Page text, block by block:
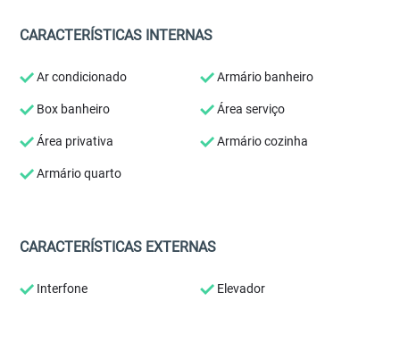
CARACTERÍSTICAS INTERNAS
Ar condicionado Armário banheiro
Box banheiro Área serviço
Área privativa Armário cozinha
Armário quarto
CARACTERÍSTICAS EXTERNAS
Interfone Elevador